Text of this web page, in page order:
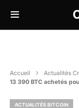
Accueil Actualités
13 390 BTC achetés
ACTUALITÉS BITCOIN